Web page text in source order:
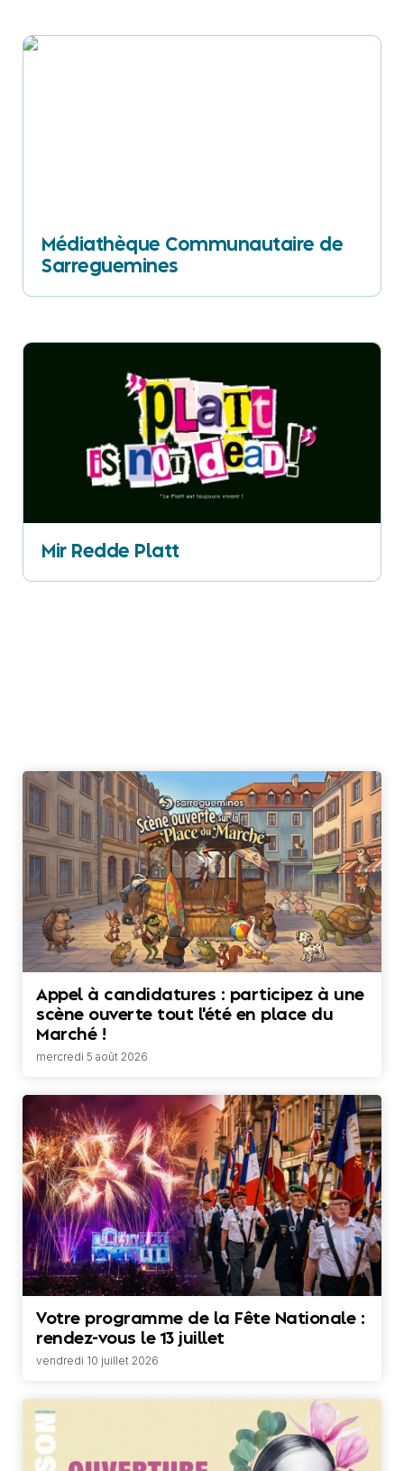
Médiathèque Communautaire de
Sarreguemines
Mir Redde Platt
Appel à candidatures : participez à une
scène ouverte tout l'été en place du
Marché !
mercredi 5 août 2026
Votre programme de la Fête Nationale :
rendez-vous le 13 juillet
vendredi 10 juillet 2026